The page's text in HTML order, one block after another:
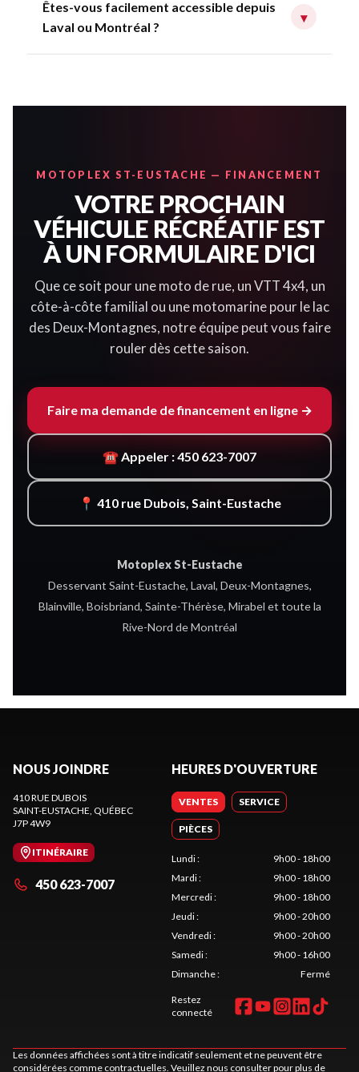
Êtes-vous facilement accessible depuis
Laval ou Montréal ?
▾
MOTOPLEX ST-EUSTACHE — FINANCEMENT
VOTRE PROCHAIN
VÉHICULE RÉCRÉATIF EST
À UN FORMULAIRE D'ICI
Que ce soit pour une moto de rue, un VTT 4x4, un
côte-à-côte familial ou une motomarine pour le lac
des Deux-Montagnes, notre équipe peut vous faire
rouler dès cette saison.
Faire ma demande de financement en ligne →
☎ Appeler : 450 623-7007
📍 410 rue Dubois, Saint-Eustache
Motoplex St-Eustache
Desservant Saint-Eustache, Laval, Deux-Montagnes,
Blainville, Boisbriand, Sainte-Thérèse, Mirabel et toute la
Rive-Nord de Montréal
NOUS JOINDRE
410 RUE DUBOIS
SAINT-EUSTACHE, QUÉBEC
J7P 4W9
ITINÉRAIRE
450 623-7007
HEURES D'OUVERTURE
VENTES SERVICE
PIÈCES
Lundi:
9h00 - 18h00
Mardi:
9h00 - 18h00
Mercredi:
9h00 - 18h00
Jeudi:
9h00 - 20h00
Vendredi:
9h00 - 20h00
Samedi:
9h00 - 16h00
Dimanche: Fermé
Restez
connecté
Les données affichées sont à titre indicatif seulement et ne peuvent être
considérées comme contractuelles. Veuillez nous consulter pour plus de